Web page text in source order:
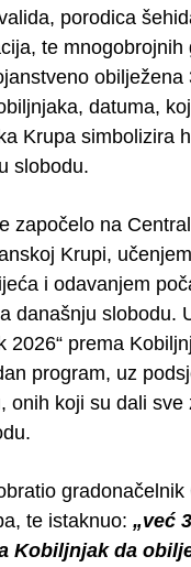
porodica
te mnogobrojnih
obilježena
datuma,
Krupa simbolizira
slobodu.
započelo na
Krupi,
i odavanjem
današnju slobodu.
2026“ prema
program, uz
onih koji su dali sve
gradonačelnik
te istaknuo: „već
Kobiljnjak da